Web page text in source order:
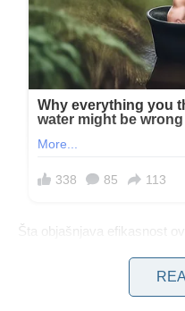
Šta objašnjava efikasnost
doprinosi efikasnosti ove
formulacija, koja isporučuje
biljkama u preciznim